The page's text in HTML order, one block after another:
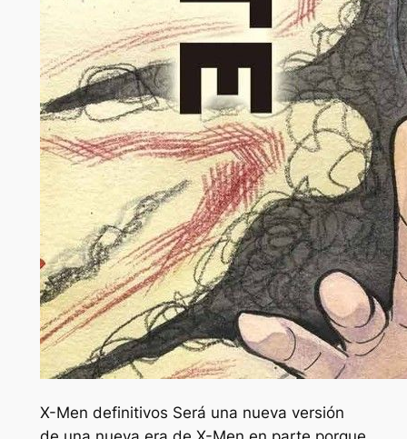
X-Men definitivos Será una nueva versión